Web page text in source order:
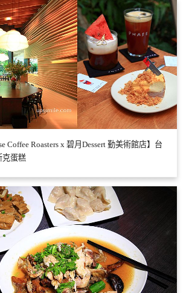
Coffee Roasters x 碧月Dessert 勤美術館店】台
克蛋糕